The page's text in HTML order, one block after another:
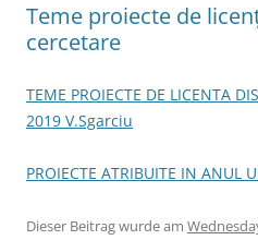
Teme proiecte de
cercetare
TEME PROIECTE DE LICENTA
2019 V.Sgarciu
PROIECTE ATRIBUITE IN ANUL
Dieser Beitrag wurde am